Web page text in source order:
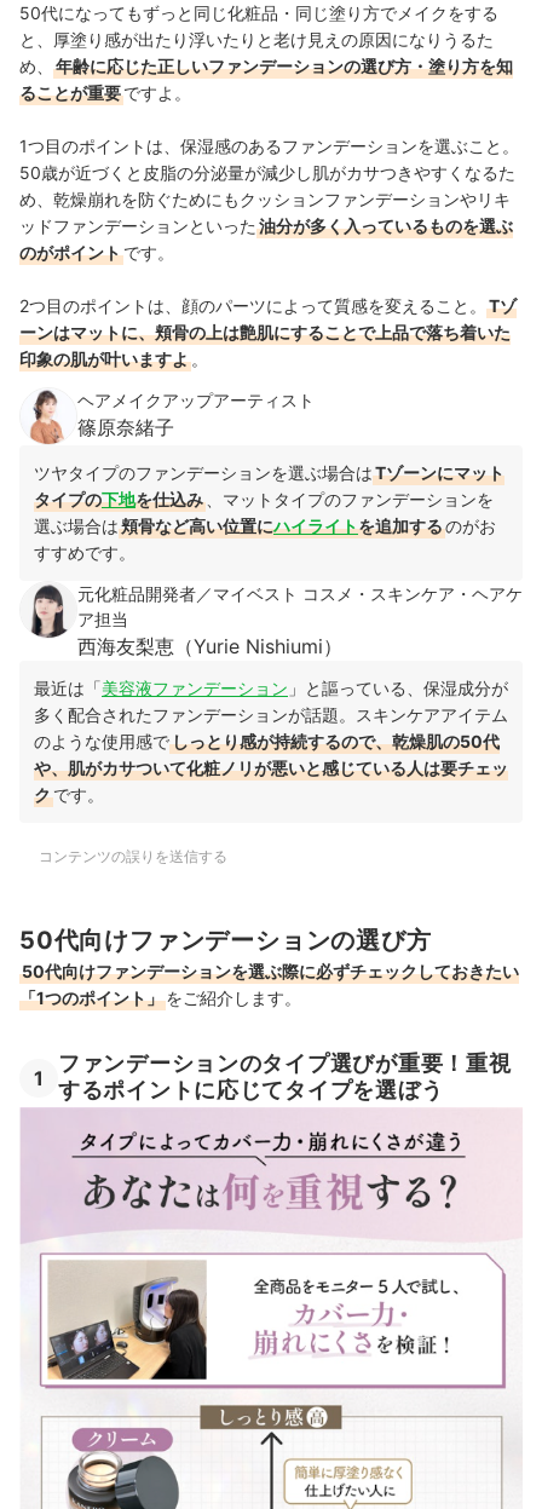
50代になってもずっと同じ化粧品・同じ塗り方でメイクをする
と、厚塗り感が出たり浮いたりと老け見えの原因になりうるた
め、
年齢に応じた正しいファンデーションの選び方・塗り方を知
ることが重要ですよ。
1つ目のポイントは、保湿感のあるファンデーションを選ぶこと。
50歳が近づくと皮脂の分泌量が減少し肌がカサつきやすくなるた
め、乾燥崩れを防ぐためにもクッションファンデーションやリキ
ッドファンデーションといった 油分が多く入っているものを選ぶ
のがポイントです。
2つ目のポイントは、顔のパーツによって質感を変えること。
Tゾ
ーンはマットに、頬骨の上は艶肌にすることで上品で落ち着いた
印象の肌が叶いますよ。
ヘアメイクアップアーティスト
篠原奈緒子
ツヤタイプのファンデーションを選ぶ場合はTゾーンにマット
タイプの下地を仕込み、マットタイプのファンデーションを
選ぶ場合は頬骨など高い位置にハイライトを追加するのがお
すすめです。
元化粧品開発者／マイベスト コスメ・スキンケア・ヘアケ
ア担当
西海友梨恵（Yurie Nishiumi）
最近は「美容液ファンデーション 」と謳っている、保湿成分が
多く配合されたファンデーションが話題。スキンケアアイテム
のような使用感でしっとり感が持続するので、乾燥肌の50代
や、肌がカサついて化粧ノリが悪いと感じている人は要チェッ
クです。
コンテンツの誤りを送信する
50代向けファンデーションの選び方
50代向けファンデーションを選ぶ際に必ずチェックしておきたい
「1つのポイント」をご紹介します。
1
ファンデーションのタイプ選びが重要！重視
するポイントに応じてタイプを選ぼう